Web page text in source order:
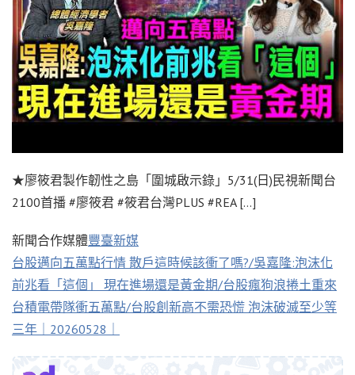
★廖筱君製作韌性之島「圍城啟示錄」5/31(日)民視新聞台
2100首播 #廖筱君 #筱君台灣PLUS #REA […]
新聞合作媒體豐臺新媒
台股邁向五萬點行情 散戶這時候該衝了嗎?/吳嘉隆:泡沫化
前兆看「這個」 現在進場還是黃金期/台股瘋狗浪捲土重來
台積電帶隊衝五萬點/台股創新高不需恐慌 泡沫破滅至少等
三年｜20260528｜